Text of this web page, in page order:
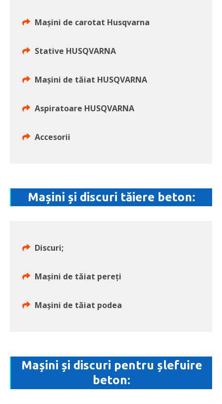
Mașini de carotat Husqvarna
Stative HUSQVARNA
Mașini de tăiat HUSQVARNA
Aspiratoare HUSQVARNA
Accesorii
Mașini și discuri tăiere beton:
Discuri;
Mașini de tăiat pereți
Mașini de tăiat podea
Mașini și discuri pentru șlefuire
beton: